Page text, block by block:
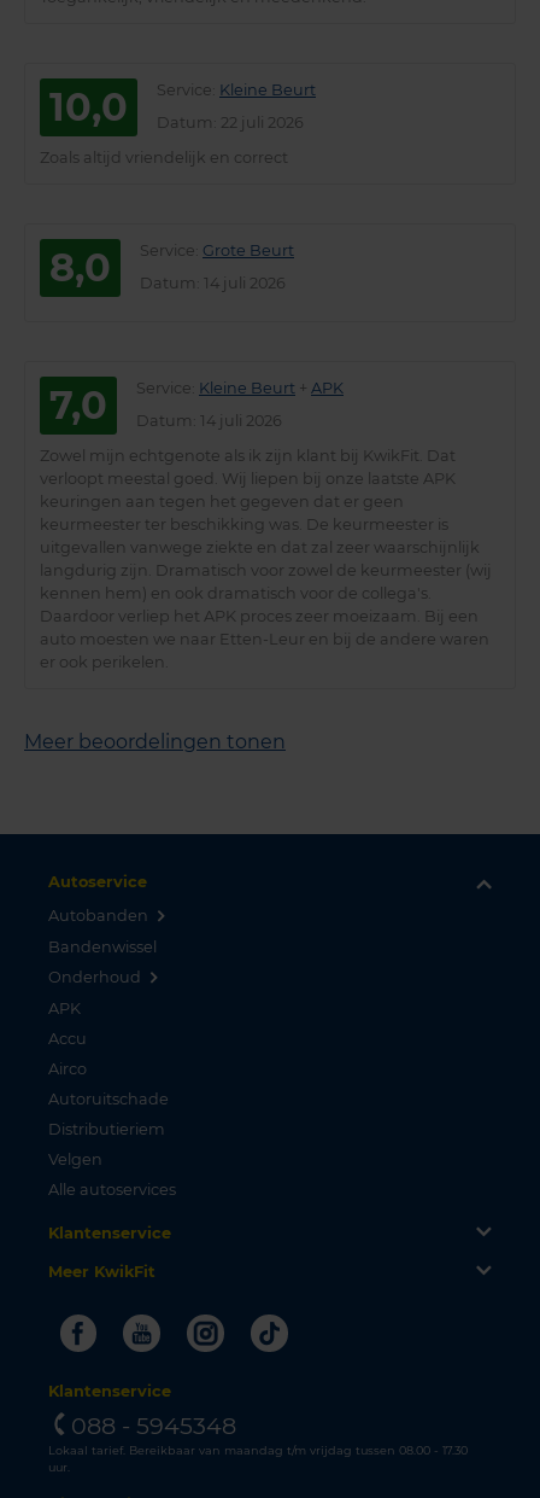
10,0 Service Kleine Beurt
Datum : 22 juli 2026
Zoals altijd vriendelijk en correct
8,0 Service Grote Beurt
Datum : 14 juli 2026
7,0 Service Kleine Beurt + APK
Datum : 14 juli 2026
Zowel mijn echtgenote als ik zijn klant bij KwikFit. Dat
verloopt meestal goed. Wij liepen bij onze laatste APK
keuringen aan tegen het gegeven dat er geen
keurmeester ter beschikking was. De keurmeester is
uitgevallen vanwege ziekte en dat zal zeer waarschijnlijk
langdurig zijn. Dramatisch voor zowel de keurmeester (wij
kennen hem) en ook dramatisch voor de collega's.
Daardoor verliep het APK proces zeer moeizaam. Bij een
auto moesten we naar Etten-Leur en bij de andere waren
er ook perikelen.
Meer beoordelingen tonen
Autoservice
Autobanden
Bandenwissel
Onderhoud
APK
Accu
Airco
Autoruitschade
Distributieriem
Velgen
Alle autoservices
Klantenservice
Meer KwikFit
FacebookYoutubeInstagram
Tiktok
Klantenservice
088 - 5945348
Lokaal tarief. Bereikbaar van maandag t/m vrijdag tussen 08.00 - 17.30
uur.